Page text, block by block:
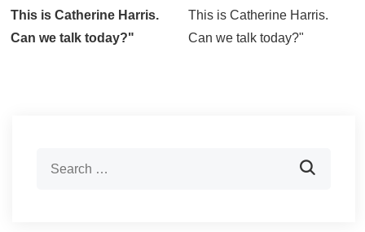
This is Catherine Harris.
Can we talk today?"
This is Catherine Harris.
Can we talk today?"